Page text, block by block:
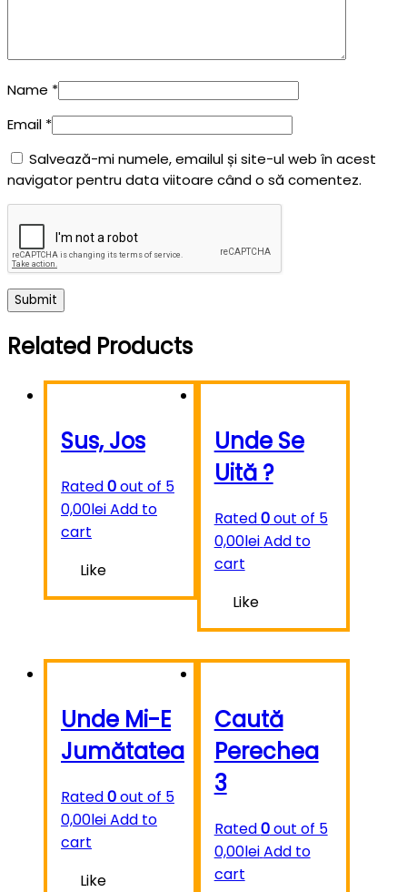
Name *
Email *
Salvează-mi numele, emailul și site-ul web în acest
navigator pentru data viitoare când o să comentez.
Related Products
Sus, Jos
Rated0out of 5
0,00leiAdd to
cart
Like
Unde Se
Uită ?
Rated0out of 5
0,00leiAdd to
cart
Like
Unde Mi-E
Jumătatea
Rated0out of 5
0,00leiAdd to
cart
Like
Caută
Perechea
3
Rated0out of 5
0,00leiAdd to
cart